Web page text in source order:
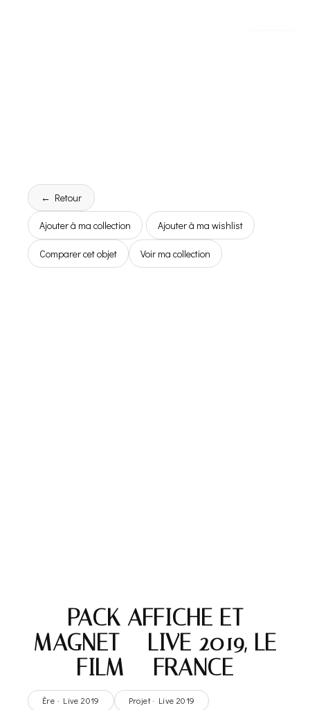
← Retour
Ajouter à ma collection Ajouter à ma wishlist
Comparer cet objet Voir ma collection
PACK AFFICHE ET
MAGNET – LIVE 2019, LE
FILM – FRANCE
Ère · Live 2019
Projet · Live 2019